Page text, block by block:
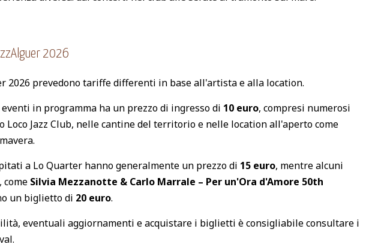
2026
2026 prevedono tariffe differenti in base all'artista e alla location.
in programma ha un prezzo di ingresso di 10 euro, compresi numerosi
Loco Jazz Club, nelle cantine del territorio e nelle location all'aperto come
a Lo Quarter hanno generalmente un prezzo di 15 euro, mentre alcuni
Silvia Mezzanotte & Carlo Marrale – Per un'Ora d'Amore 50th
un biglietto di 20 euro.
eventuali aggiornamenti e acquistare i biglietti è consigliabile consultare i